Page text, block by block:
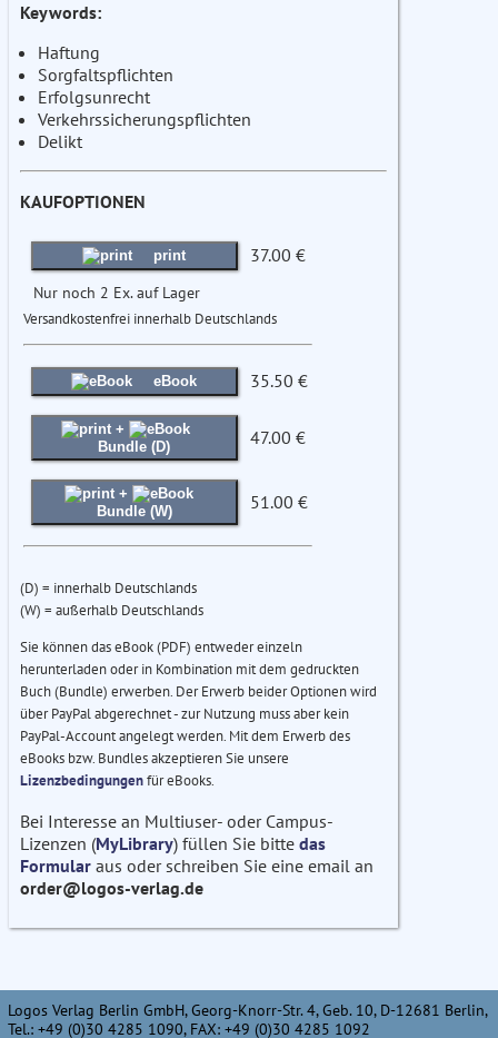
Keywords:
Haftung
Sorgfaltspflichten
Erfolgsunrecht
Verkehrssicherungspflichten
Delikt
KAUFOPTIONEN
print 37.00 €
Nur noch 2 Ex. auf Lager
Versandkostenfrei innerhalb Deutschlands
eBook 35.50 €
+
Bundle (D)
47.00 €
+
Bundle (W)
51.00 €
(D) = innerhalb Deutschlands
(W) = außerhalb Deutschlands
Sie können das eBook (PDF) entweder einzeln
herunterladen oder in Kombination mit dem gedruckten
Buch (Bundle) erwerben. Der Erwerb beider Optionen wird
über PayPal abgerechnet - zur Nutzung muss aber kein
PayPal-Account angelegt werden. Mit dem Erwerb des
eBooks bzw. Bundles akzeptieren Sie unsere
Lizenzbedingungenfür eBooks.
Bei Interesse an Multiuser- oder Campus-
Lizenzen (MyLibrary) füllen Sie bitte das
Formular aus oder schreiben Sie eine email an
order@logos-verlag.de
Logos Verlag Berlin GmbH, Georg-Knorr-Str. 4, Geb. 10, D-12681 Berlin,
Tel.: +49 (0)30 4285 1090, FAX: +49 (0)30 4285 1092